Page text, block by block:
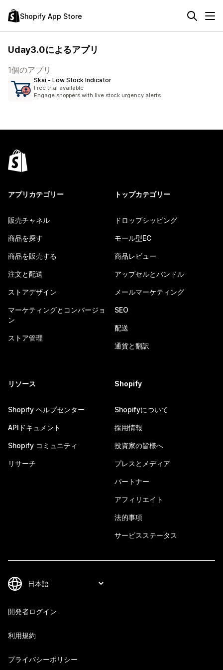
Shopify App Store
Uday3.0によるアプリ
1個のアプリ
Skai ‑ Low Stock Indicator
Free trial available
Engage shoppers with live stock urgency alerts
アプリカテゴリー
販売チャネル
商品を探す
商品を販売する
注文と配送
ストアデザイン
マーケティングとコンバージョ
ン
ストア管理
トップカテゴリー
ドロップシッピング
モール型EC
商品レビュー
アップセルとバンドル
メールマーケティング
SEO
配送
通貨と翻訳
リソース
Shopify ヘルプセンター
APIドキュメント
Shopify コミュニティ
リサーチ
Shopify
Shopifyについて
採用情報
投資家の皆様へ
プレスとメディア
パートナー
アフィリエイト
法的事項
サービスステータス
開発者ログイン
利用規約
プライバシーポリシー